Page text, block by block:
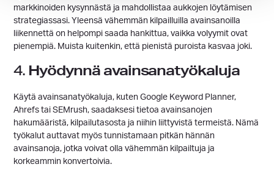
markkinoiden kysynnästä ja mahdollistaa aukkojen löytämisen
strategiassasi. Yleensä vähemmän kilpailluilla avainsanoilla
liikennettä on helpompi saada hankittua, vaikka volyymit ovat
pienempiä. Muista kuitenkin, että pienistä puroista kasvaa joki.
4. Hyödynnä avainsanatyökaluja
Käytä avainsanatyökaluja, kuten Google Keyword Planner,
Ahrefs tai SEMrush, saadaksesi tietoa avainsanojen
hakumääristä, kilpailutasosta ja niihin liittyvistä termeistä. Nämä
työkalut auttavat myös tunnistamaan pitkän hännän
avainsanoja, jotka voivat olla vähemmän kilpailtuja ja
korkeammin konvertoivia.